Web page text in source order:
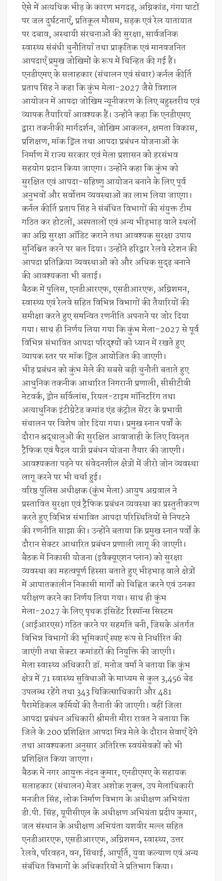
ऐसे में अत्यधिक भीड़ के कारण भगदड़, अग्निकांड, गंगा घाटों
पर जल दुर्घटनाएँ, प्रतिकूल मौसम, सड़क एवं रेल यातायात
पर दबाव, अस्थायी संरचनाओं की सुरक्षा, सार्वजनिक
स्वास्थ्य संबंधी चुनौतियाँ तथा प्राकृतिक एवं मानवजनित
आपदाएँ प्रमुख जोखिमों के रूप में चिन्हित की गई हैं।
एनडीएमए के सलाहकार (संचालन एवं संचार) कर्नल कीर्ति
प्रताप सिंह ने कहा कि कुंभ मेला-2027 जैसे विशाल
आयोजन में आपदा जोखिम न्यूनीकरण के लिए बहुस्तरीय एवं
व्यापक तैयारियाँ आवश्यक हैं। उन्होंने कहा कि एनडीएमए
द्वारा तकनीकी मार्गदर्शन, जोखिम आकलन, क्षमता विकास,
प्रशिक्षण, मॉक ड्रिल तथा आपदा प्रबंधन योजनाओं के
निर्माण में राज्य सरकार एवं मेला प्रशासन को हरसंभव
सहयोग प्रदान किया जाएगा। उन्होंने कहा कि कुंभ को
सुरक्षित एवं आपदा-सहिष्णु आयोजन बनाने के लिए पूर्व
अनुभवों और सर्वोत्तम व्यवस्थाओं का लाभ लिया जाएगा।
कर्नल कीर्ति प्रताप सिंह ने संबंधित विभागों की संयुक्त टीम
गठित कर होटलों, अस्पतालों एवं अन्य भीड़भाड़ वाले स्थलों
का अग्नि सुरक्षा ऑडिट कराने तथा आवश्यक सुरक्षा उपाय
सुनिश्चित करने पर बल दिया। उन्होंने हरिद्वार रेलवे स्टेशन की
आपदा प्रतिक्रिया व्यवस्थाओं को और अधिक सुदृढ़ बनाने
की आवश्यकता भी बताई।
बैठक में पुलिस, एनडीआरएफ, एसडीआरएफ, अग्निशमन,
स्वास्थ्य एवं रेलवे सहित विभिन्न विभागों की तैयारियों की
समीक्षा करते हुए समन्वित रणनीति अपनाने पर जोर दिया
गया। साथ ही निर्णय लिया गया कि कुंभ मेला-2027 से पूर्व
विभिन्न संभावित आपदा परिदृश्यों को ध्यान में रखते हुए
व्यापक स्तर पर मॉक ड्रिल आयोजित की जाएगी।
भीड़ प्रबंधन को कुंभ मेले की सबसे बड़ी चुनौती बताते हुए
आधुनिक तकनीक आधारित निगरानी प्रणाली, सीसीटीवी
नेटवर्क, ड्रोन सर्विलांस, रियल-टाइम मॉनिटरिंग तथा
अत्याधुनिक इंटीग्रेटेड कमांड एंड कंट्रोल सेंटर के प्रभावी
संचालन पर विशेष जोर दिया गया। प्रमुख स्नान पर्वों के
दौरान श्रद्धालुओं की सुरक्षित आवाजाही के लिए विस्तृत
ट्रैफिक एवं पैदल यात्री प्रबंधन योजना तैयार की जाएगी।
आवश्यकता पड़ने पर संवेदनशील क्षेत्रों में जीरो जोन व्यवस्था
लागू करने पर भी चर्चा हुई।
वरिष्ठ पुलिस अधीक्षक (कुंभ मेला) आयुष अग्रवाल ने
प्रस्तावित सुरक्षा एवं ट्रैफिक प्रबंधन व्यवस्था का प्रस्तुतीकरण
करते हुए विभिन्न संभावित आपदा परिस्थितियों से निपटने
की रणनीति साझा की। उन्होंने बताया कि प्रमुख स्नान पर्वों के
दौरान सेक्टर आधारित प्रबंधन प्रणाली लागू की जाएगी।
बैठक में निकासी योजना (इवैक्यूएशन प्लान) को सुरक्षा
व्यवस्था का महत्वपूर्ण हिस्सा बताते हुए भीड़भाड़ वाले क्षेत्रों
में आपातकालीन निकासी मार्गों को चिह्नित करने एवं उनका
परीक्षण करने का निर्णय लिया गया। साथ ही कुंभ
मेला-2027 के लिए पृथक इंसिडेंट रिस्पॉन्स सिस्टम
(आईआरएस) गठित करने पर सहमति बनी, जिसके अंतर्गत
विभिन्न विभागों की भूमिकाएँ स्पष्ट रूप से निर्धारित की
जाएंगी तथा सेक्टर कमांडरों की नियुक्ति की जाएगी।
मेला स्वास्थ्य अधिकारी डॉ. मनोज वर्मा ने बताया कि कुंभ
क्षेत्र में 71 स्वास्थ्य सुविधाओं के माध्यम से कुल 3,456 बेड
उपलब्ध रहेंगे तथा 343 चिकित्साधिकारी और 481
पैरामेडिकल कर्मियों की तैनाती की जाएगी। वहीं जिला
आपदा प्रबंधन अधिकारी श्रीमती मीरा रावत ने बताया कि
जिले के 200 प्रशिक्षित आपदा मित्र मेले के दौरान सेवाएँ देंगे
तथा आवश्यकता अनुसार अतिरिक्त स्वयंसेवकों को भी
प्रशिक्षित किया जाएगा।
बैठक में नगर आयुक्त नंदन कुमार, एनडीएमए के सहायक
सलाहकार (संचालन) मेजर अशोक शुक्ल, उप मेलाधिकारी
मनजीत सिंह, लोक निर्माण विभाग के अधीक्षण अभियंता
डी.पी. सिंह, यूपीसीएल के अधीक्षण अभियंता प्रदीप कुमार,
जल संस्थान के अधीक्षण अभियंता यशवीर मल्ल सहित
एनडीआरएफ, एसडीआरएफ, अग्निशमन, स्वास्थ्य, उत्तर
रेलवे, परिवहन, वन, सिंचाई, आपूर्ति, युवा कल्याण एवं अन्य
संबंधित विभागों के अधिकारियों ने प्रतिभाग किया।